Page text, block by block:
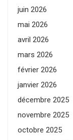
juin 2026
mai 2026
avril 2026
mars 2026
février 2026
janvier 2026
décembre 2025
novembre 2025
octobre 2025